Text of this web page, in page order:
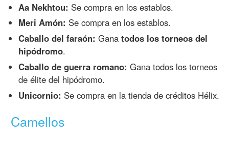
Aa Nekhtou: Se compra en los establos.
Meri Amón: Se compra en los establos.
Caballo del faraón: Ganatodos los torneos del
hipódromo.
Caballo de guerra romano: Gana todos los torneos
de élite del hipódromo.
Unicornio: Se compra en la tienda de créditos Hélix.
Camellos